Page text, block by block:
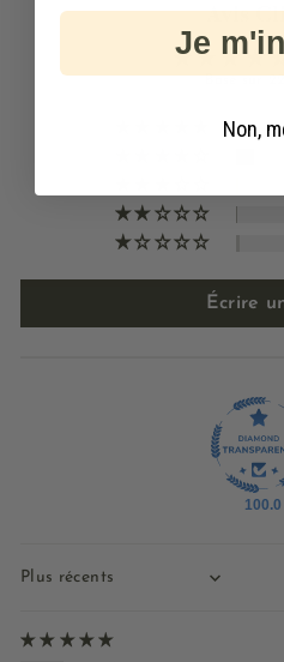
Avis
Basé sur
Écrire
100.0
Sort by
Je
Non,